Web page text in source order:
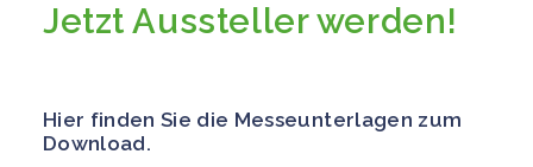
Jetzt Aussteller werden!
Hier finden Sie die Messeunterlagen zum
Download.